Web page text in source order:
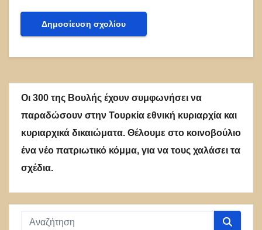
Οι 300 της Βουλής έχουν συμφωνήσει να
παραδώσουν στην Τουρκία εθνική κυριαρχία και
κυριαρχικά δικαιώματα. Θέλουμε στο κοινοβούλιο
ένα νέο πατριωτικό κόμμα, για να τους χαλάσει τα
σχέδια.